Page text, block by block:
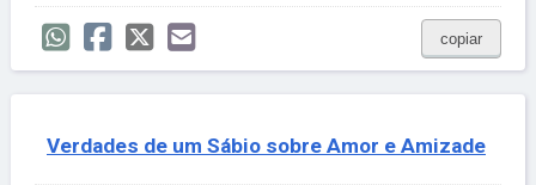
copiar
Verdades de um Sábio sobre Amor e Amizade